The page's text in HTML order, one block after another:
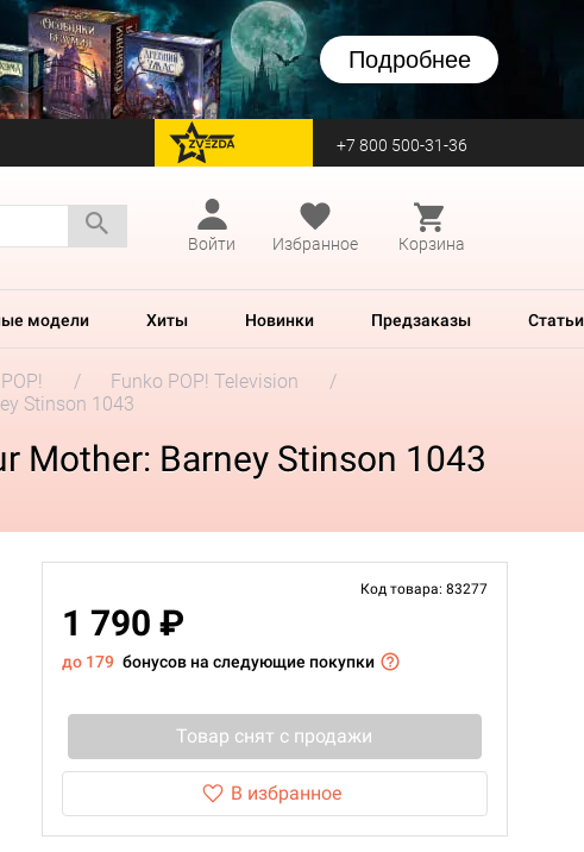
Подробнее
перейти на Zvezda +7 800 500-31-36
Войти
Избранное Корзина
модели Хиты Новинки Предзаказы Статьи
Funko POP! Television
Stinson 1043
Mother: Barney Stinson 1043
Код товара: 83277
1 790 ₽
до 179 бонусов на следующие покупки
Товар снят с продажи
В избранное